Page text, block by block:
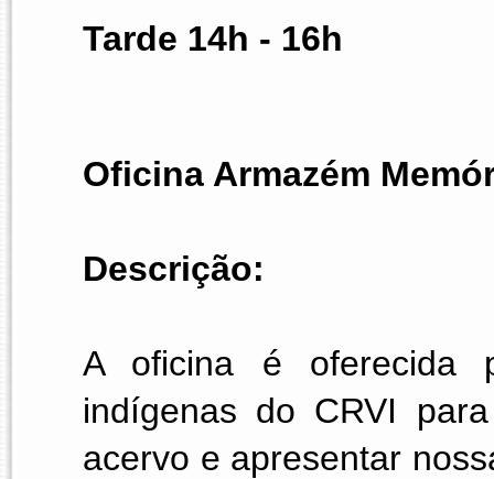
Tarde 14h - 16h
Oficina Armazém
Descrição:
A oficina é oferecida
indígenas do CRVI
acervo e apresentar